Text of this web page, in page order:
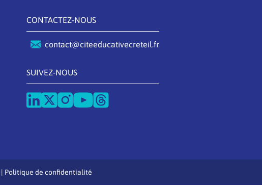
CONTACTEZ-NOUS
contact@citeeducativecreteil.fr
SUIVEZ-NOUS
| Politique de confidentialité